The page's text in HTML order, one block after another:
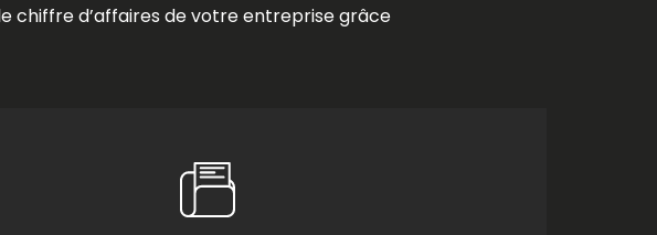
chiffre d’affaires de votre entreprise grâce